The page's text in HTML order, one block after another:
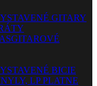
GITARY
BICIE
LP PLATNE